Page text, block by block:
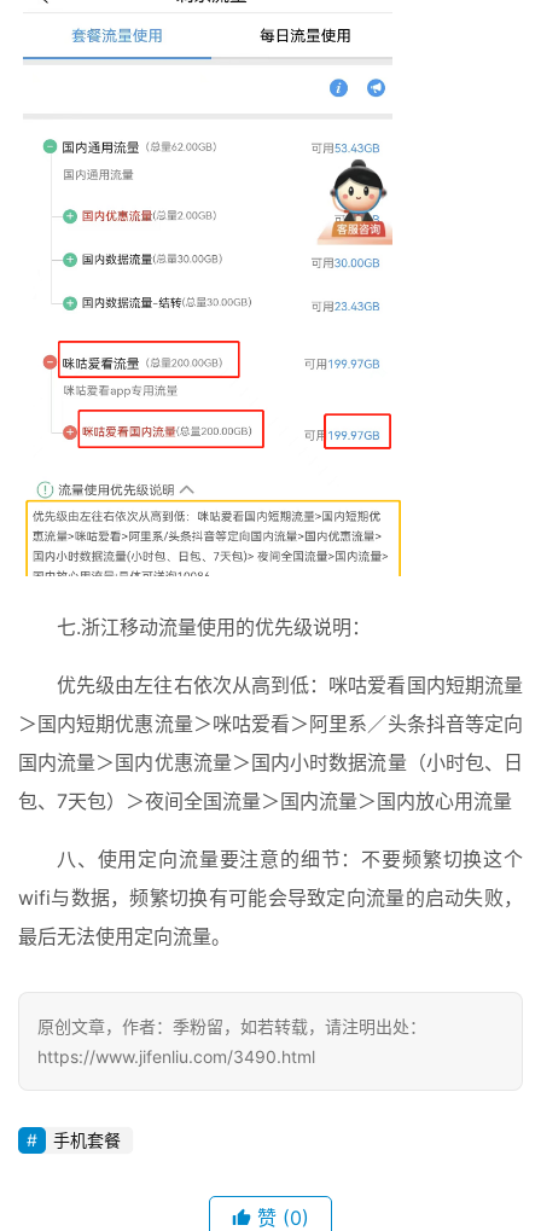
七.浙江移动流量使用的优先级说明：
优先级由左往右依次从高到低：咪咕爱看国内短期流量
＞国内短期优惠流量＞咪咕爱看＞阿里系／头条抖音等定向
国内流量＞国内优惠流量＞国内小时数据流量（小时包、日
包、7天包）＞夜间全国流量＞国内流量＞国内放心用流量
八、使用定向流量要注意的细节：不要频繁切换这个
wifi与数据，频繁切换有可能会导致定向流量的启动失败，
最后无法使用定向流量。
原创文章，作者：季粉留，如若转载，请注明出处：
https://www.jifenliu.com/3490.html
手机套餐
赞 (0)